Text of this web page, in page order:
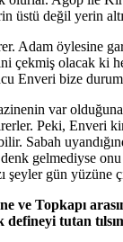
üstü değil yerin
Adam öylesine
çekmiş olacak ki
Enveri bize
var
Peki, Enveri
Sabah
gelmediyse
şeyler gün yüzüne
ve Topkapı
tutan